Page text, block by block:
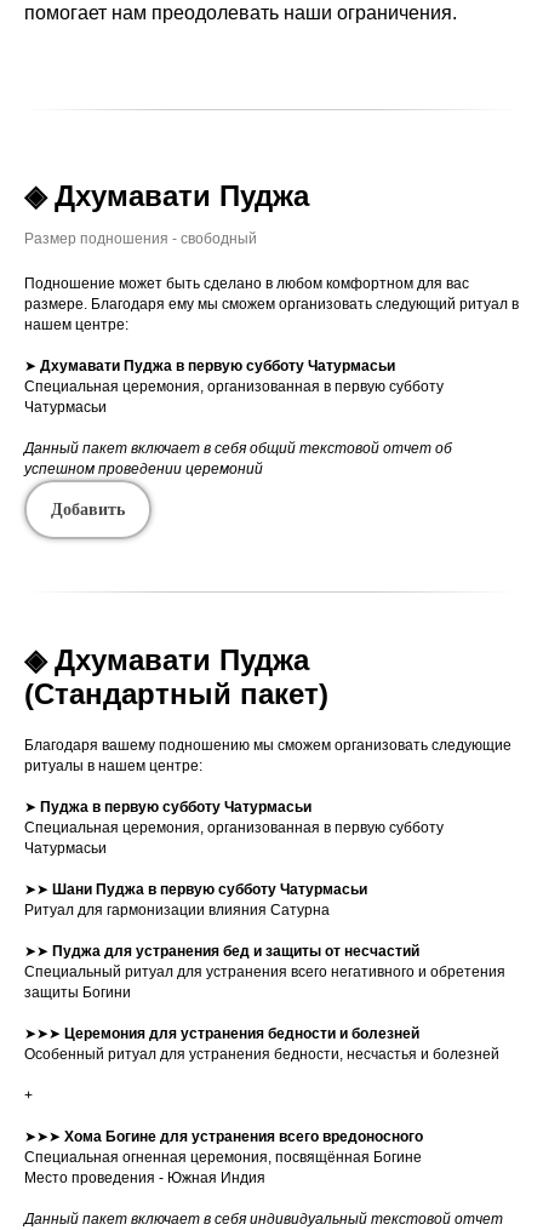
помогает нам преодолевать наши ограничения.
◈ Дхумавати Пуджа
Размер подношения - свободный
Подношение может быть сделано в любом комфортном для вас
размере. Благодаря ему мы сможем организовать следующий ритуал в
нашем центре:
➤ Дхумавати Пуджа в первую субботу Чатурмасьи
Специальная церемония, организованная в первую субботу
Чатурмасьи
Данный пакет включает в себя общий текстовой отчет об
успешном проведении церемоний
Добавить
◈ Дхумавати Пуджа
(Стандартный пакет)
Благодаря вашему подношению мы сможем организовать следующие
ритуалы в нашем центре:
➤ Пуджа в первую субботу Чатурмасьи
Специальная церемония, организованная в первую субботу
Чатурмасьи
➤➤ Шани Пуджа в первую субботу Чатурмасьи
Ритуал для гармонизации влияния Сатурна
➤➤ Пуджа для устранения бед и защиты от несчастий
Специальный ритуал для устранения всего негативного и обретения
защиты Богини
➤➤➤ Церемония для устранения бедности и болезней
Особенный ритуал для устранения бедности, несчастья и болезней
+
➤➤➤ Хома Богине для устранения всего вредоносного
Специальная огненная церемония, посвящённая Богине
Место проведения - Южная Индия
Данный пакет включает в себя индивидуальный текстовой отчет